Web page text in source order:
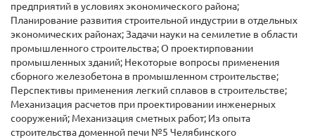
предприятий в условиях экономического района;
Планирование развития строительной индустрии в отдельных
экономических районах; Задачи науки на семилетие в области
промышленного строительства; О проектирповании
промышленных зданий; Некоторые вопросы применения
сборного железобетона в промышленном строительстве;
Перспективы применения легкий сплавов в строительстве;
Механизация расчетов при проектировании инженерных
сооружений; Механизация сметных работ; Из опыта
строительства доменной печи №5 Челябинского